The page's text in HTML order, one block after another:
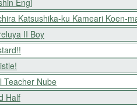
Katsushika-ku Kameari Koen-
II Boy
Teacher Nube
Half